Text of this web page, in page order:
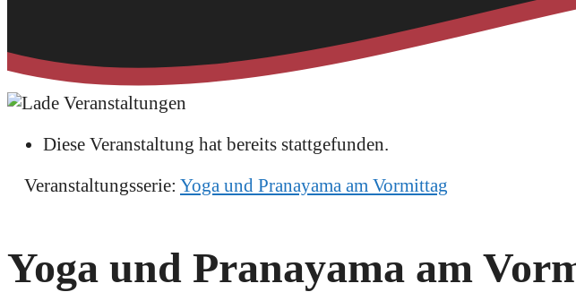
Diese Veranstaltung hat bereits stattgefunden.
Veranstaltungsserie: Yoga und Pranayama am Vormittag
Yoga und Pranayama am